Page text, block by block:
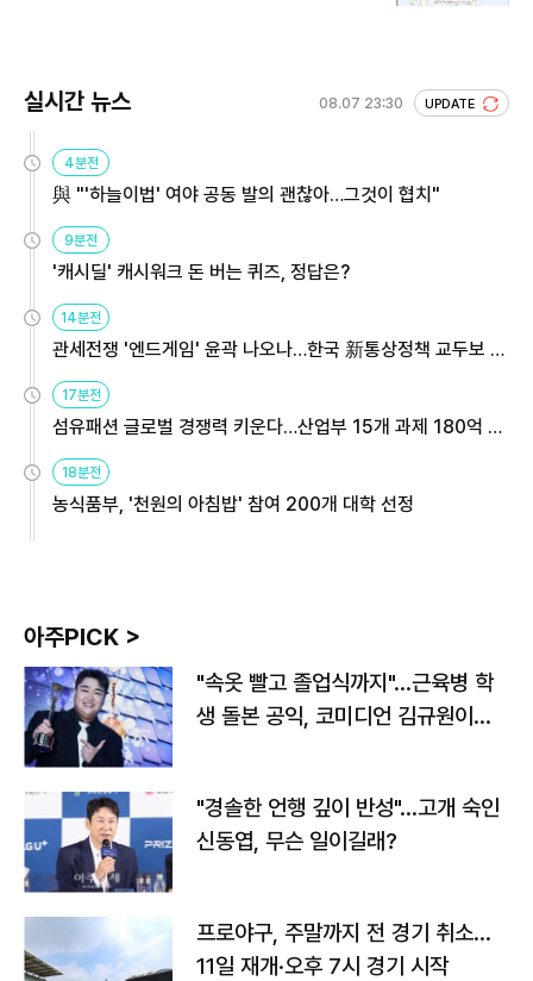
실시간 뉴스 08.07 23:30 UPDATE
4분전
與 "'하늘이법' 여야 공동 발의 괜찮아…그것이 협치"
9분전
'캐시딜' 캐시워크 돈 버는 퀴즈, 정답은?
14분전
관세전쟁 '엔드게임' 윤곽 나오나…한국 新통상정책 교두보 활
17분전
섬유패션 글로벌 경쟁력 키운다…산업부 15개 과제 180억 지
18분전
농식품부, '천원의 아침밥' 참여 200개 대학 선정
아주PICK >
"속옷 빨고 졸업식까지"…근육병 학
생 돌본 공익, 코미디언 김규원이었
"경솔한 언행 깊이 반성"…고개 숙인
신동엽, 무슨 일이길래?
프로야구, 주말까지 전 경기 취소…
11일 재개·오후 7시 경기 시작